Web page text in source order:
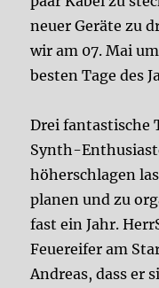
neuer Geräte zu
wir am 07. Mai
besten Tage des
Drei fantastische
Synth-
höherschlagen
planen und zu
fast ein Jahr.
Feuereifer am
Andreas, dass er